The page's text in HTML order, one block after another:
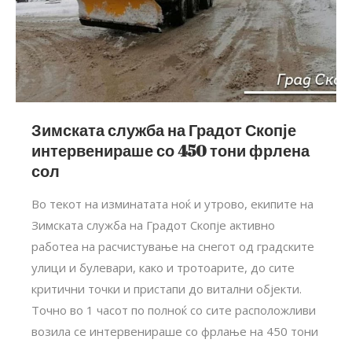
Зимската служба на Градот Скопје
интервенираше со 450 тони фрлена
сол
Во текот на изминатата ноќ и утрово, екипите на
Зимската служба на Градот Скопје активно
работеа на расчистување на снегот од градските
улици и булевари, како и тротоарите, до сите
критични точки и пристапи до витални објекти.
Точно во 1 часот по полноќ со сите расположливи
возила се интервенираше со фрлање на 450 тони